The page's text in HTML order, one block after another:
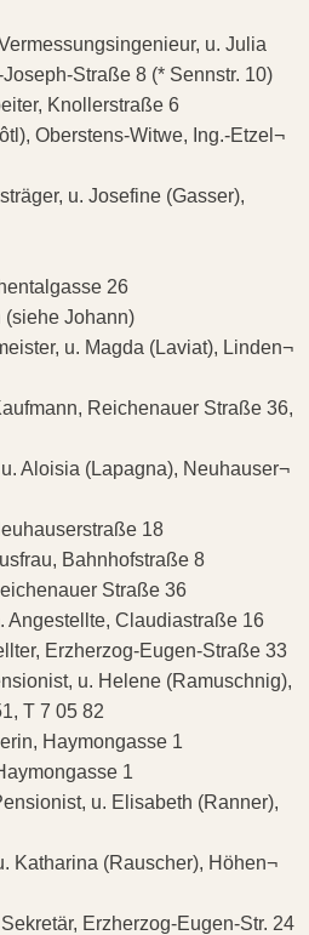
u. Julia
Straße 8 (* Sennstr. 10)
Knollerstraße 6
Oberstens-Witwe, Ing.-Etzel¬
u. Josefine (Gasser),
26
Johann)
u. Magda (Laviat), Linden¬
Reichenauer Straße 36,
Aloisia (Lapagna), Neuhauser¬
18
Bahnhofstraße 8
Straße 36
Angestellte, Claudiastraße 16
Erzherzog-Eugen-Straße 33
u. Helene (Ramuschnig),
T 7 05 82
Haymongasse 1
1
u. Elisabeth (Ranner),
Katharina (Rauscher), Höhen¬
Erzherzog-Eugen-Str. 24